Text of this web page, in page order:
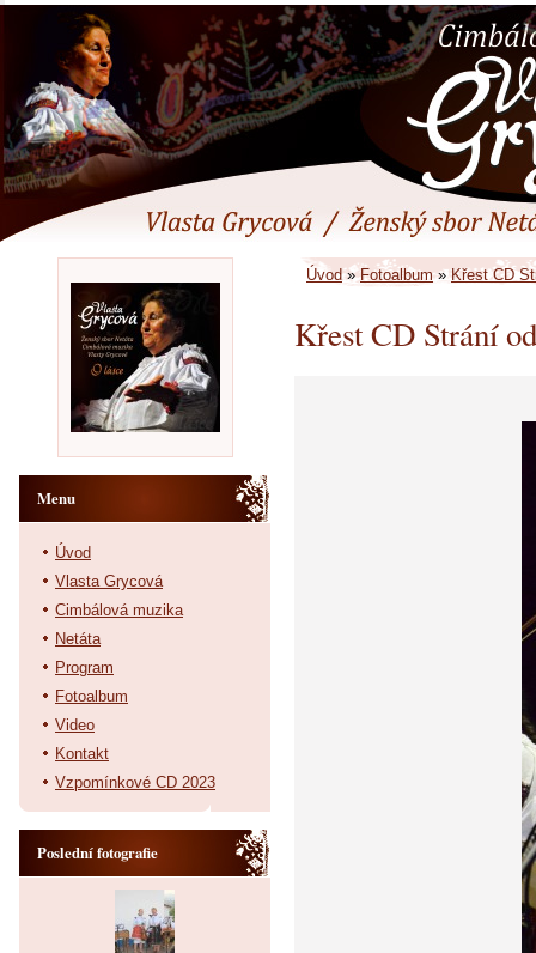
Úvod»Fotoalbum»Křest CD
Křest CD Strání
Menu
Úvod
Vlasta Grycová
Cimbálová muzika
Netáta
Program
Fotoalbum
Video
Kontakt
Vzpomínkové CD 2023
Poslední fotografie